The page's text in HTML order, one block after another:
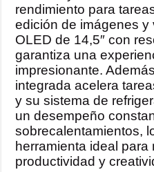
rendimiento para
edición de imágenes y
OLED de 14,5″ con
garantiza una
impresionante.
integrada acelera
y su sistema de
un desempeño
sobrecalentamientos,
herramienta ideal para
productividad y